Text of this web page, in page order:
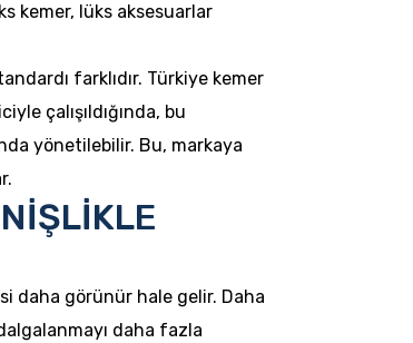
kemer, lüks aksesuarlar
farklıdır. Türkiye kemer
çalışıldığında, bu
yönetilebilir. Bu, markaya
daha görünür hale gelir. Daha
daha fazla